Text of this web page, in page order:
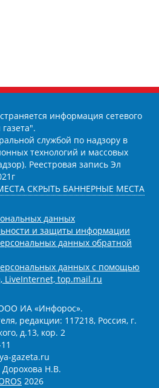
информация сетевого
службой по надзору в
технологий и массовых
Реестровая запись Эл
СКРЫТЬ БАННЕРНЫЕ МЕСТА
данных
и защиты информации
данных обратной
данных с помощью
LiveInternet, top.mail.ru
ИА «Инфорос».
редакции: 117218, Россия, г.
д.13, кор. 2
gazeta.ru
Дорохова Н.В.
2026